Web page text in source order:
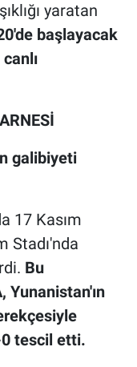
yaratan
başlayacak
galibiyeti
17 Kasım
Stadı'nda
Bu
Yunanistan'ın
0 tescil etti.